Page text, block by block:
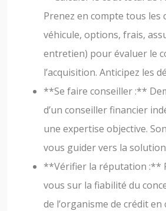
Prenez en compte tous les
véhicule, options, frais,
entretien) pour évaluer le
l’acquisition. Anticipez les
**Se faire conseiller :**
d’un conseiller financier
une expertise objective.
vous guider vers la
**Vérifier la réputation :**
vous sur la fiabilité du
de l’organisme de crédit